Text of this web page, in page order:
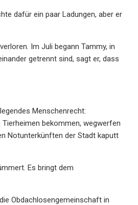
dafür ein paar Ladungen, aber er
Im Juli begann Tammy, in
getrennt sind, sagt er, dass
Menschenrecht:
bekommen, wegwerfen
Notunterkünften der Stadt kaputt
Es bringt dem
Obdachlosengemeinschaft in